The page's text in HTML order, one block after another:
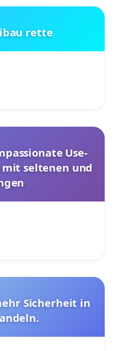
rette
Use-
seltenen und
Sicherheit in